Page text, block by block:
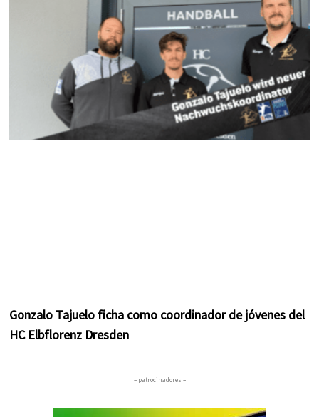
a
m
s
t
Gonzalo Tajuelo ficha como coordinador de jóvenes del
HC Elbflorenz Dresden
– patrocinadores –